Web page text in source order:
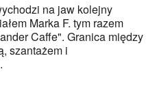
na jaw kolejny
Marka F. tym razem
Caffe". Granica między
szantażem i